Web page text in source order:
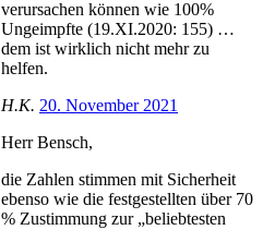
verursachen können wie 100%
Ungeimpfte (19.XI.2020: 155) …
dem ist wirklich nicht mehr zu
helfen.
H.K. 20. November 2021
Herr Bensch,
die Zahlen stimmen mit Sicherheit
ebenso wie die festgestellten über 70
% Zustimmung zur „beliebtesten